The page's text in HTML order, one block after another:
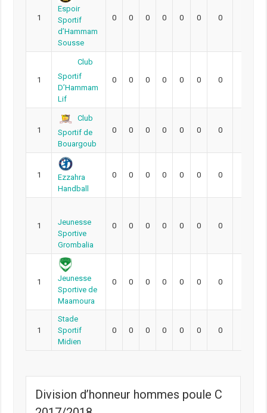
1
Espoir
Sportif
d’Hammam
Sousse
0 0 0 0 0 0 0
1
Club
Sportif
D’Hammam
Lif
0 0 0 0 0 0 0
1
Club
Sportif de
Bouargoub
0 0 0 0 0 0 0
1
Ezzahra
Handball
0 0 0 0 0 0 0
1
Jeunesse
Sportive
Grombalia
0 0 0 0 0 0 0
1
Jeunesse
Sportive de
Maamoura
0 0 0 0 0 0 0
1
Stade
Sportif
Midien
0 0 0 0 0 0 0
Division d’honneur hommes poule C